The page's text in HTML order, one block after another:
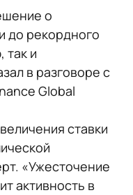
о
до рекордного
так и
в разговоре с
Global
ставки
«Ужесточение
активность в